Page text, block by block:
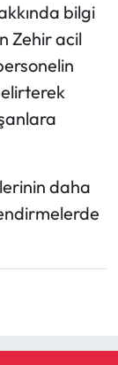
bilgi
Zehir acil
daha